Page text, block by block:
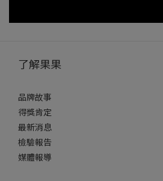
了解果果
品牌故事
得獎肯定
最新消息
檢驗報告
媒體報導